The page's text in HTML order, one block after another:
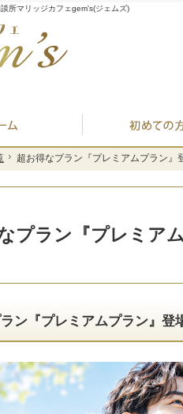
超お得なプラン『プレミアムプラン』
プラン『プレミア
所マリッジカフェgem's(ジェムズ)
ン『プレミアムプラン』登
超お得なプラン『プレミアムプラン』